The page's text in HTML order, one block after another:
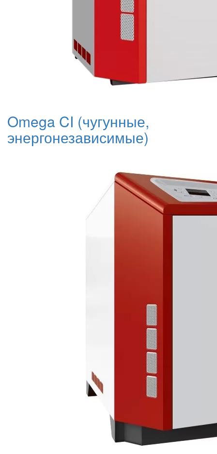
Omega CI (чугунные,
энергонезависимые)